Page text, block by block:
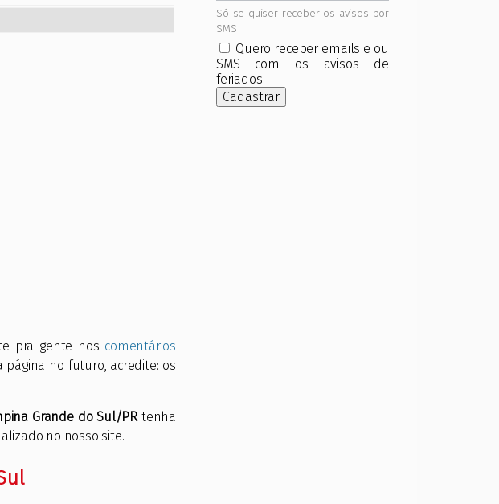
pra gente nos comentários
página no futuro, acredite: os
Grande do Sul/PRtenha
no nosso site.
Só se quiser receber os avisos por
SMS
Quero receber emails e ou
SMS com os avisos de
feriados
Cadastrar